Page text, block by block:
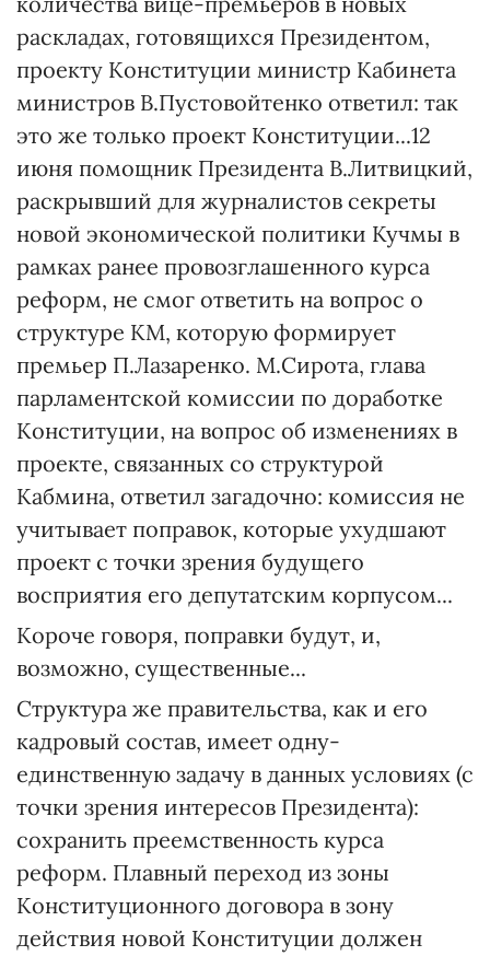
раскладах, готовящихся Президентом,
проекту Конституции министр Кабинета
министров В.Пустовойтенко ответил: так
это же только проект Конституции...12
июня помощник Президента В.Литвицкий,
раскрывший для журналистов секреты
новой экономической политики Кучмы в
рамках ранее провозглашенного курса
реформ, не смог ответить на вопрос о
структуре КМ, которую формирует
премьер П.Лазаренко. М.Сирота, глава
парламентской комиссии по доработке
Конституции, на вопрос об изменениях в
проекте, связанных со структурой
Кабмина, ответил загадочно: комиссия не
учитывает поправок, которые ухудшают
проект с точки зрения будущего
восприятия его депутатским корпусом...
Короче говоря, поправки будут, и,
возможно, существенные...
Структура же правительства, как и его
кадровый состав, имеет одну-
единственную задачу в данных условиях (с
точки зрения интересов Президента):
сохранить преемственность курса
реформ. Плавный переход из зоны
Конституционного договора в зону
действия новой Конституции должен